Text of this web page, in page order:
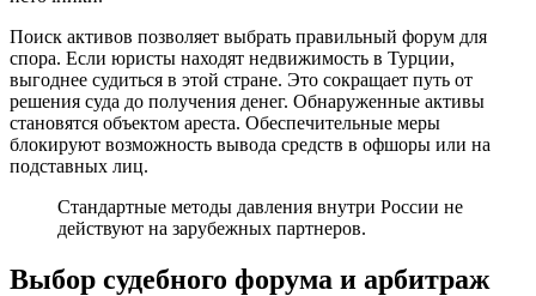
Поиск активов позволяет выбрать правильный форум для
спора. Если юристы находят недвижимость в Турции,
выгоднее судиться в этой стране. Это сокращает путь от
решения суда до получения денег. Обнаруженные активы
становятся объектом ареста. Обеспечительные меры
блокируют возможность вывода средств в офшоры или на
подставных лиц.
Стандартные методы давления внутри России не
действуют на зарубежных партнеров.
Выбор судебного форума и арбитраж